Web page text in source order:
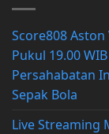
Score808
Pukul 19.00
Persahabatan
Sepak Bola
Live Streaming